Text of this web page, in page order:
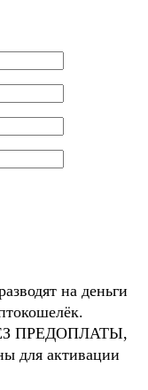
на деньги
ПРЕДОПЛАТЫ,
для активации